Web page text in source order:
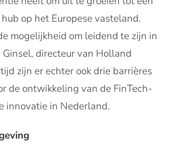
op het Europese vasteland.
mogelijkheid om leidend te zijn in
Ginsel, directeur van Holland
zijn er echter ook drie barrières
de ontwikkeling van de FinTech-
innovatie in Nederland.